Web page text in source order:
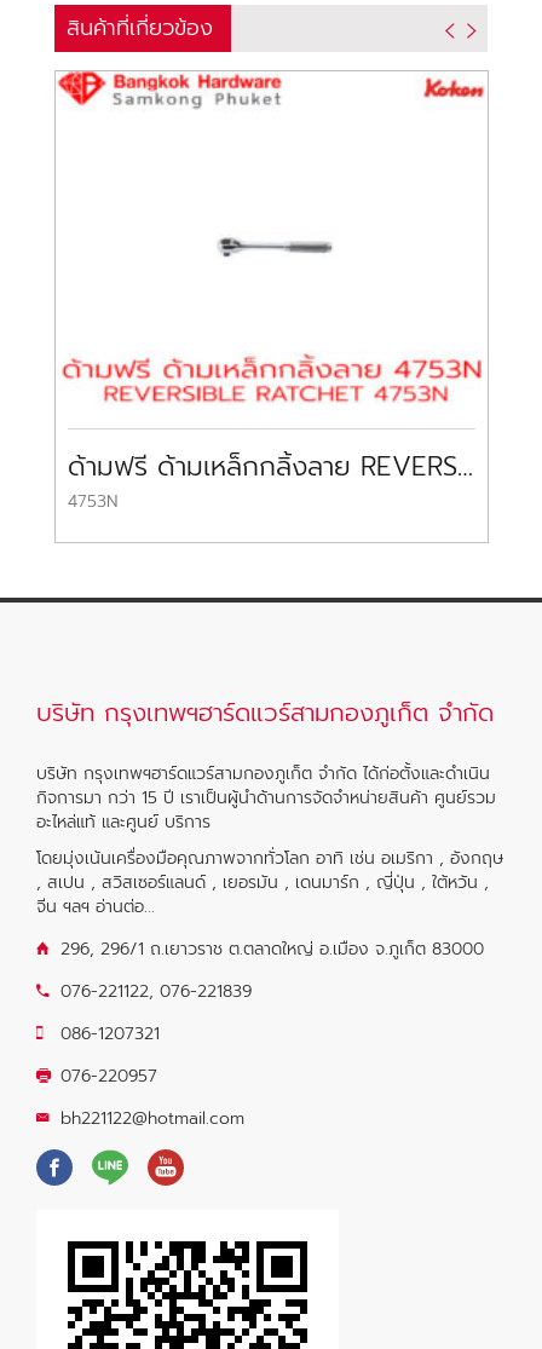
สินค้าที่เกี่ยวข้อง
ด้ามฟรี ด้ามเหล็กกลิ้งลาย REVERSIBLE RATCHET KOKEN
4753N
บริษัท กรุงเทพฯฮาร์ดแวร์สามกองภูเก็ต จำกัด
บริษัท กรุงเทพฯฮาร์ดแวร์สามกองภูเก็ต จำกัด ได้ก่อตั้งและดำเนิน
กิจการมา กว่า 15 ปี เราเป็นผู้นำด้านการจัดจำหน่ายสินค้า ศูนย์รวม
อะไหล่แท้ และศูนย์ บริการ
โดยมุ่งเน้นเครื่องมือคุณภาพจากทั่วโลก อาทิ เช่น อเมริกา , อังกฤษ
, สเปน , สวิสเซอร์แลนด์ , เยอรมัน , เดนมาร์ก , ญี่ปุ่น , ใต้หวัน ,
จีน ฯลฯ อ่านต่อ...
296, 296/1 ถ.เยาวราช ต.ตลาดใหญ่ อ.เมือง จ.ภูเก็ต 83000
076-221122, 076-221839
086-1207321
076-220957
bh221122@hotmail.com